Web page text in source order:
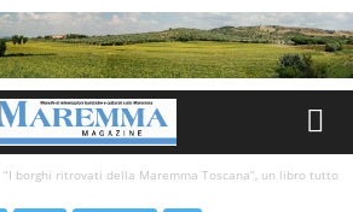
“I borghi ritrovati della Maremma Toscana”, un libro tutto